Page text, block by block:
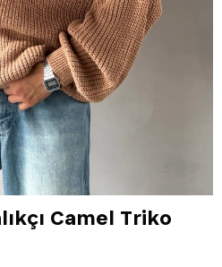
Camel Triko